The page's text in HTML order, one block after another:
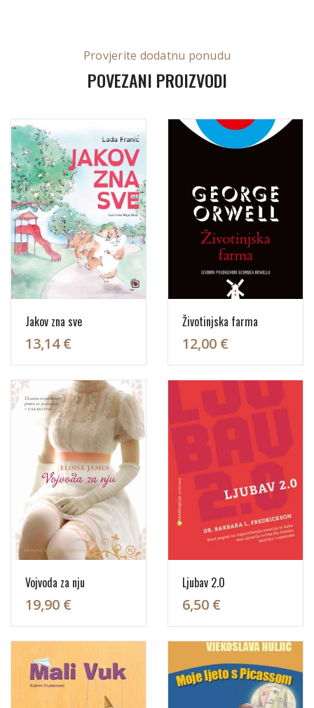
Provjerite dodatnu ponudu
POVEZANI PROIZVODI
Jakov zna sve
13,14 €
Životinjska farma
12,00 €
Vojvoda za nju
19,90 €
Ljubav 2.0
6,50 €